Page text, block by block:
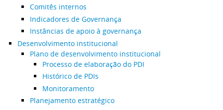
Comitês internos
Indicadores de Governança
Instâncias de apoio à governança
Desenvolvimento institucional
Plano de desenvolvimento institucional
Processo de elaboração do PDI
Histórico de PDIs
Monitoramento
Planejamento estratégico